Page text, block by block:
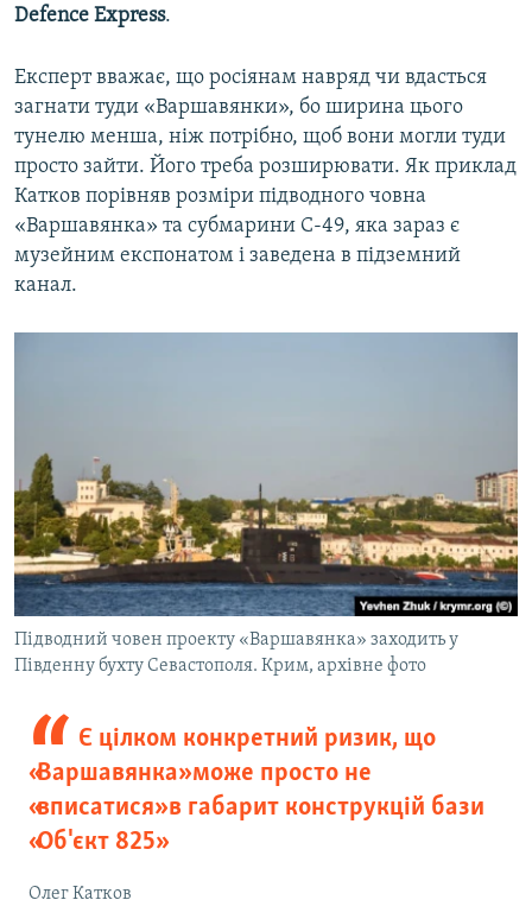
Defence Express.
Експерт вважає, що росіянам навряд чи вдасться
загнати туди «Варшавянки», бо ширина цього
тунелю менша, ніж потрібно, щоб вони могли туди
просто зайти. Його треба розширювати. Як приклад
Катков порівняв розміри підводного човна
«Варшавянка» та субмарини С-49, яка зараз є
музейним експонатом і заведена в підземний
канал.
Підводний човен проекту «Варшавянка» заходить у
Південну бухту Севастополя. Крим, архівне фото
Є цілком конкретний ризик, що
«Варшавянка» може просто не
«вписатися» в габарит конструкцій бази
«Об'єкт 825»
Олег Катков